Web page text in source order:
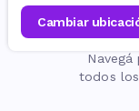
cambiar
todos